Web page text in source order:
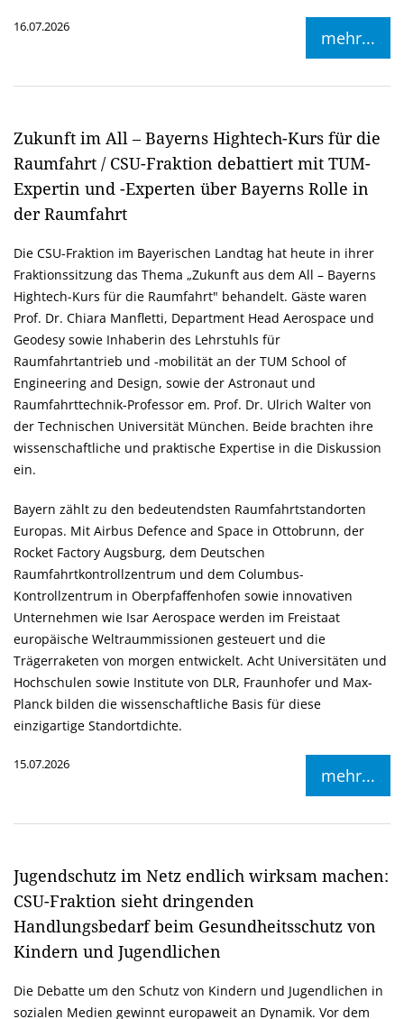
16.07.2026
mehr...
Zukunft im All – Bayerns Hightech-Kurs für die
Raumfahrt / CSU-Fraktion debattiert mit TUM-
Expertin und -Experten über Bayerns Rolle in
der Raumfahrt
Die CSU-Fraktion im Bayerischen Landtag hat heute in ihrer
Fraktionssitzung das Thema „Zukunft aus dem All – Bayerns
Hightech-Kurs für die Raumfahrt" behandelt. Gäste waren
Prof. Dr. Chiara Manfletti, Department Head Aerospace und
Geodesy sowie Inhaberin des Lehrstuhls für
Raumfahrtantrieb und -mobilität an der TUM School of
Engineering and Design, sowie der Astronaut und
Raumfahrttechnik-Professor em. Prof. Dr. Ulrich Walter von
der Technischen Universität München. Beide brachten ihre
wissenschaftliche und praktische Expertise in die Diskussion
ein.
Bayern zählt zu den bedeutendsten Raumfahrtstandorten
Europas. Mit Airbus Defence and Space in Ottobrunn, der
Rocket Factory Augsburg, dem Deutschen
Raumfahrtkontrollzentrum und dem Columbus-
Kontrollzentrum in Oberpfaffenhofen sowie innovativen
Unternehmen wie Isar Aerospace werden im Freistaat
europäische Weltraummissionen gesteuert und die
Trägerraketen von morgen entwickelt. Acht Universitäten und
Hochschulen sowie Institute von DLR, Fraunhofer und Max-
Planck bilden die wissenschaftliche Basis für diese
einzigartige Standortdichte.
15.07.2026
mehr...
Jugendschutz im Netz endlich wirksam machen:
CSU-Fraktion sieht dringenden
Handlungsbedarf beim Gesundheitsschutz von
Kindern und Jugendlichen
Die Debatte um den Schutz von Kindern und Jugendlichen in
sozialen Medien gewinnt europaweit an Dynamik. Vor dem